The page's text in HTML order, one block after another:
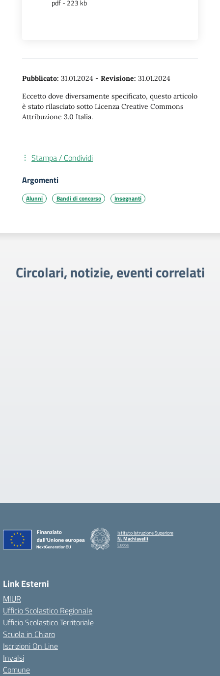
pdf - 223 kb
Pubblicato: 31.01.2024 - Revisione: 31.01.2024
Eccetto dove diversamente specificato, questo articolo
è stato rilasciato sotto Licenza Creative Commons
Attribuzione 3.0 Italia.
Stampa / Condividi
Argomenti
Alunni Bandi di concorso Insegnanti
Circolari, notizie, eventi correlati
Istituto Istruzione Superiore
N. Machiavelli
Lucca
Link Esterni
MIUR
Ufficio Scolastico Regionale
Ufficio Scolastico Territoriale
Scuola in Chiaro
Iscrizioni On Line
Invalsi
Comune